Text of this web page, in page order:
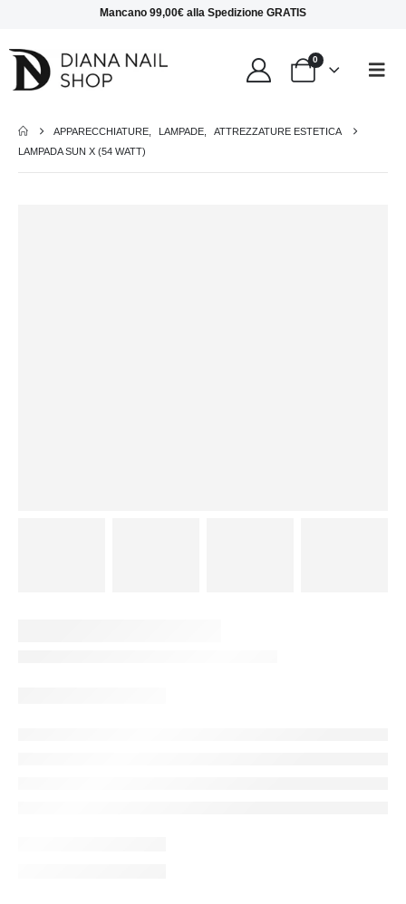
Mancano 99,00€ alla Spedizione GRATIS
0
APPARECCHIATURE LAMPADE
ATTREZZATURE ESTETICA
LAMPADA SUN X (54 WATT)